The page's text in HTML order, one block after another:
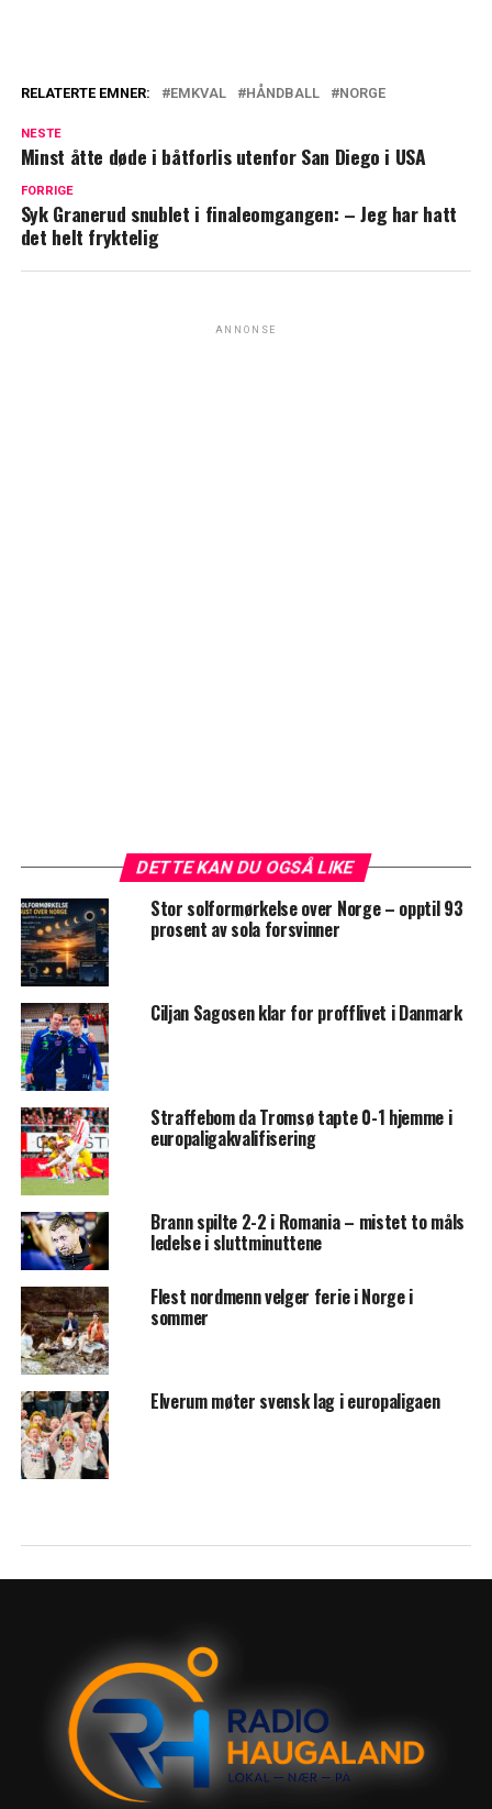
RELATERTE EMNER: EMKVAL HÅNDBALL NORGE
NESTE
Minst åtte døde i båtforlis utenfor San Diego i USA
FORRIGE
Syk Granerud snublet i finaleomgangen: – Jeg har hatt
det helt fryktelig
ANNONSE
DETTE KAN DU OGSÅ LIKE
Stor solformørkelse over Norge – opptil 93
prosent av sola forsvinner
Ciljan Sagosen klar for profflivet i Danmark
Straffebom da Tromsø tapte 0-1 hjemme i
europaligakvalifisering
Brann spilte 2-2 i Romania – mistet to måls
ledelse i sluttminuttene
Flest nordmenn velger ferie i Norge i
sommer
Elverum møter svensk lag i europaligaen